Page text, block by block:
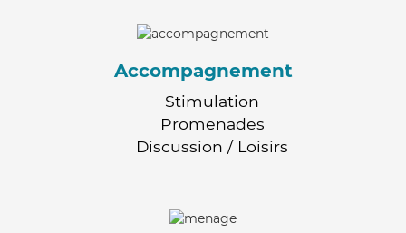
Accompagnement
Stimulation
Promenades
Discussion / Loisirs